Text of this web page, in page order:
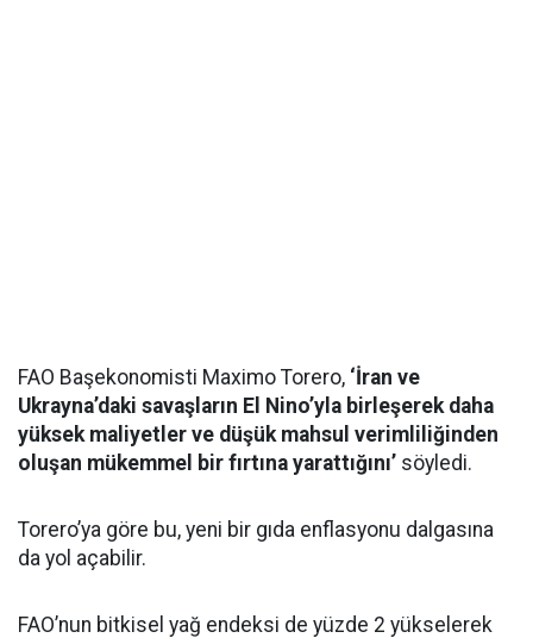
FAO Başekonomisti Maximo Torero, ‘İran ve
Ukrayna’daki savaşların El Nino’yla birleşerek daha
yüksek maliyetler ve düşük mahsul verimliliğinden
oluşan mükemmel bir fırtına yarattığını’ söyledi.
Torero’ya göre bu, yeni bir gıda enflasyonu dalgasına
da yol açabilir.
FAO’nun bitkisel yağ endeksi de yüzde 2 yükselerek